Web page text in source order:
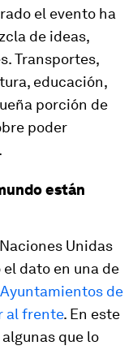
el evento ha
de ideas,
Transportes,
educación,
porción de
poder
están
Unidas
dato en una de
de
al frente. En este
que lo